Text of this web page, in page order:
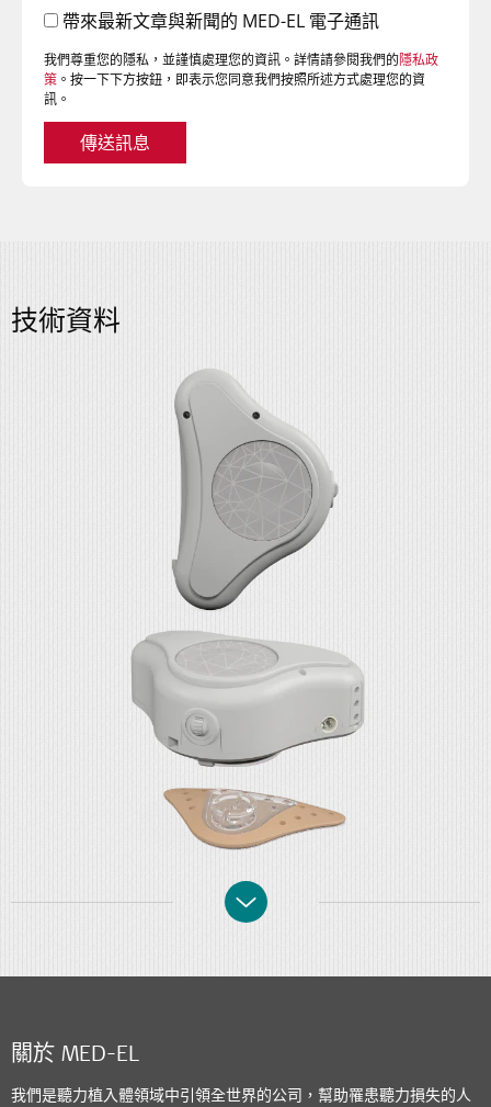
帶來最新文章與新聞的 MED-EL 電子通訊
我們尊重您的隱私，並謹慎處理您的資訊。詳情請參閱我們的隱私政
策 。按一下下方按鈕，即表示您同意我們按照所述方式處理您的資
訊。
傳送訊息
技術資料
關於 MED-EL
我們是聽力植入體領域中引領全世界的公司，幫助罹患聽力損失的人